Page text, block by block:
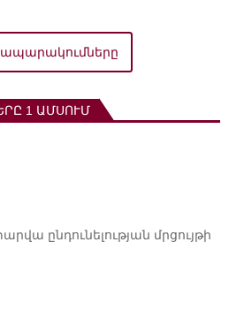
1 ԱՄՍՈՒՄ
ընդունելության մրցույթի